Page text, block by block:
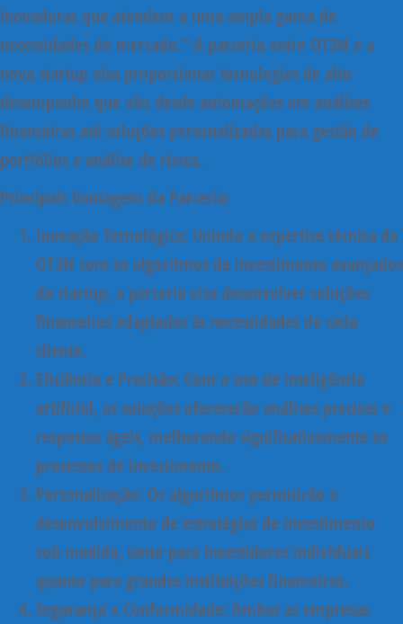
inovadoras que atendem a uma ampla gama de
necessidades do mercado.”A parceria entre OT3N e a
nova startup visa proporcionar tecnologias de alto
desempenho que vão desde automações em análises
financeiras até soluções personalizadas para gestão de
portfólios e análise de riscos.
Principais Vantagens da Parceria:
Inovação Tecnológica: Unindo a expertise técnica da
OT3N com os algoritmos de investimento avançados
da startup, a parceria visa desenvolver soluções
financeiras adaptadas às necessidades de cada
cliente.
Eficiência e Precisão: Com o uso de inteligência
artificial, as soluções oferecerão análises precisas e
respostas ágeis, melhorando significativamente os
processos de investimento.
Personalização: Os algoritmos permitirão o
desenvolvimento de estratégias de investimento
sob medida, tanto para investidores individuais
quanto para grandes instituições financeiras.
Segurança e Conformidade: Ambas as empresas